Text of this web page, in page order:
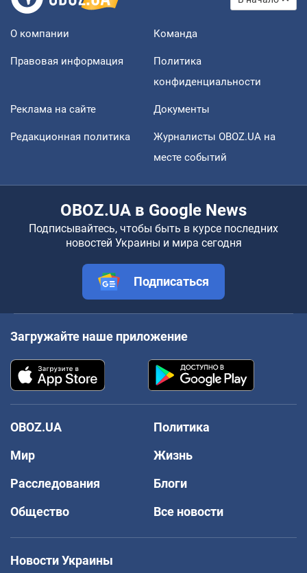
О компании Команда
Правовая информация
Политика
конфиденциальности
Реклама на сайте Документы
Редакционная политика
Журналисты OBOZ.UA на
месте событий
OBOZ.UA в Google News
Подписывайтесь, чтобы быть в курсе последних
новостей Украины и мира сегодня
Подписаться
Загружайте наше приложение
OBOZ.UA
Политика
Мир
Жизнь
Расследования
Блоги
Общество
Все новости
Новости Украины